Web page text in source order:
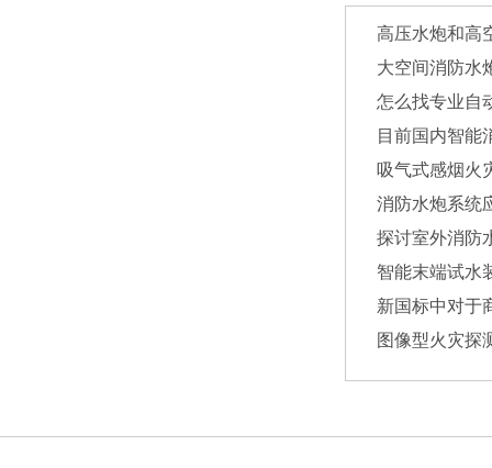
高压水炮和高
大空间消防水
怎么找专业自
目前国内智能
吸气式感烟火
消防水炮系统
探讨室外消防
智能末端试水
新国标中对于
图像型火灾探